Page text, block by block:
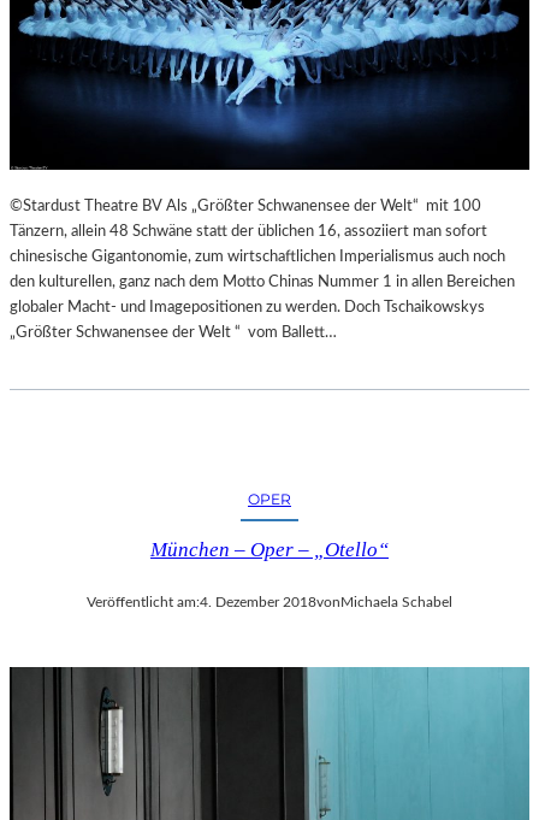
©Stardust Theatre BV Als „Größter Schwanensee der Welt“ mit 100
Tänzern, allein 48 Schwäne statt der üblichen 16, assoziiert man sofort
chinesische Gigantonomie, zum wirtschaftlichen Imperialismus auch noch
den kulturellen, ganz nach dem Motto Chinas Nummer 1 in allen Bereichen
globaler Macht- und Imagepositionen zu werden. Doch Tschaikowskys
„Größter Schwanensee der Welt “ vom Ballett…
OPER
München – Oper – „Otello“
Veröffentlicht am:4. Dezember 2018von Michaela Schabel